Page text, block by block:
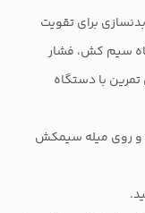
برای تقویت
سیم کش، فشار
با دستگاه
و روی میله سیمکش